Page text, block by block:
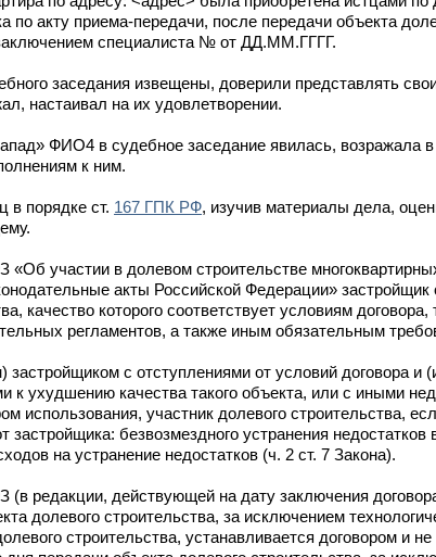
акту приема-передачи, после передачи объекта
специалиста № от ДД.ММ.ГГГГ.
заседания извещены, доверили представлять
настаивал на их удовлетворении.
ФИО4 в судебное заседание явилась, возражала в
к ним.
в порядке ст. 167 ГПК РФ, изучив материалы дела,
участии в долевом строительстве
акты Российской Федерации» застройщик
качество которого соответствует условиям
регламентов, а также иным обязательным
с отступлениями от условий договора и
ухудшению качества такого объекта, или с иными
использования, участник долевого строительства,
безвозмездного устранения недостатков
на устранение недостатков (ч. 2 ст. 7 Закона).
редакции, действующей на дату заключения
долевого строительства, за исключением
строительства, устанавливается договором и